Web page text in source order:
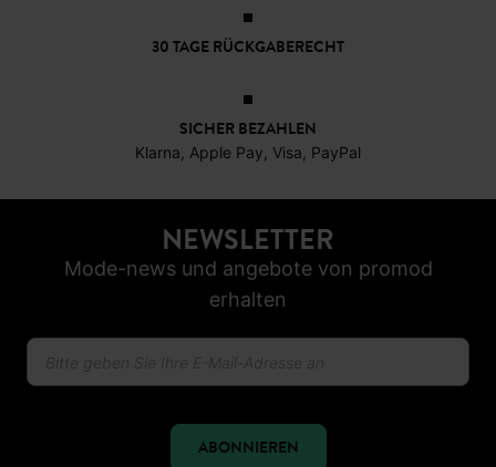
30 TAGE RÜCKGABERECHT
SICHER BEZAHLEN
Klarna, Apple Pay, Visa, PayPal
NEWSLETTER
Mode-news und angebote von promod
erhalten
ABONNIEREN